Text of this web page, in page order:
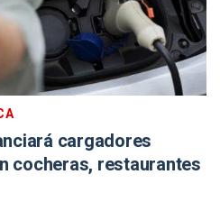
cargadores
cocheras, restaurantes